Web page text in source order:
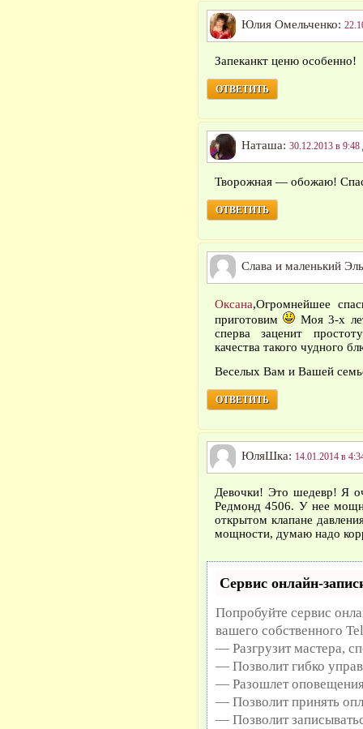
Юлия Омельченко:
Запеканкт ценю особенно!
ОТВЕТИТЬ
Наташа: 30.12.2013 в 9:48
Творожная — обожаю!
ОТВЕТИТЬ
Слава и маленький
Оксана,Огромнейшее
приготовим
Моя 3-х
сперва заценит
качества такого чудного
Веселых Вам и Вашей
ОТВЕТИТЬ
ЮляШка: 14.01.2014 в
Девочки! Это шедевр! Я
Редмонд 4506. У нее
открытом клапане
мощности, думаю надо
Сервис онлайн-
Попробуйте сервис
вашего собственного
— Разгрузит мастера,
— Позволит гибко
— Разошлет
— Позволит принять
— Позволит